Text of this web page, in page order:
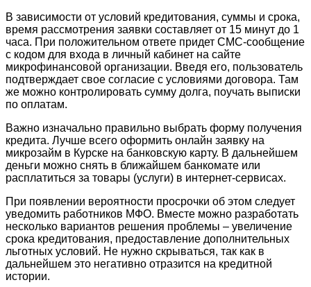
В зависимости от условий кредитования, суммы и срока,
время рассмотрения заявки составляет от 15 минут до 1
часа. При положительном ответе придет СМС-сообщение
с кодом для входа в личный кабинет на сайте
микрофинансовой организации. Введя его, пользователь
подтверждает свое согласие с условиями договора. Там
же можно контролировать сумму долга, поучать выписки
по оплатам.
Важно изначально правильно выбрать форму получения
кредита. Лучше всего оформить онлайн заявку на
микрозайм в Курске на банковскую карту. В дальнейшем
деньги можно снять в ближайшем банкомате или
расплатиться за товары (услуги) в интернет-сервисах.
При появлении вероятности просрочки об этом следует
уведомить работников МФО. Вместе можно разработать
несколько вариантов решения проблемы – увеличение
срока кредитования, предоставление дополнительных
льготных условий. Не нужно скрываться, так как в
дальнейшем это негативно отразится на кредитной
истории.